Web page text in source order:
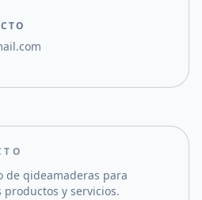
de qideamaderas para
productos y servicios.